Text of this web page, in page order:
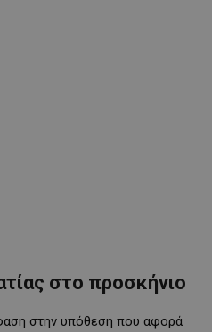
στο προσκήνιο
στην υπόθεση που αφορά